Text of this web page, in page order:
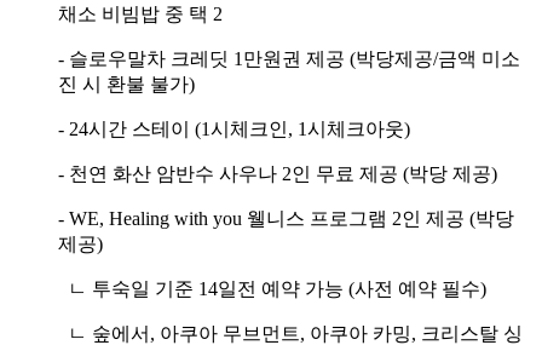
채소 비빔밥 중 택 2
- 슬로우말차 크레딧 1만원권 제공 (박당제공/금액 미소
진 시 환불 불가)
- 24시간 스테이 (1시체크인, 1시체크아웃)
- 천연 화산 암반수 사우나 2인 무료 제공 (박당 제공)
- WE, Healing with you 웰니스 프로그램 2인 제공 (박당
제공)
ㄴ 투숙일 기준 14일전 예약 가능 (사전 예약 필수)
ㄴ 숲에서, 아쿠아 무브먼트, 아쿠아 카밍, 크리스탈 싱